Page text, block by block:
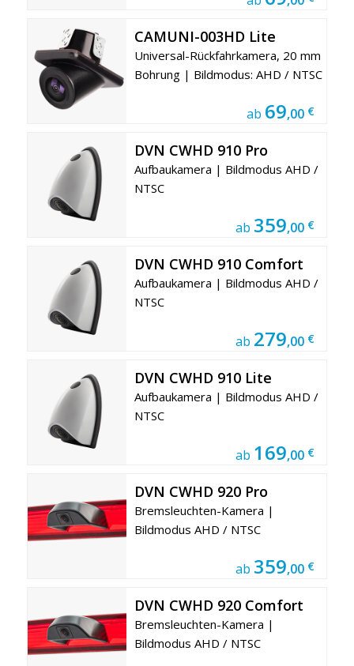
CAMUNI-003HD Lite
Universal-Rückfahrkamera, 20 mm
Bohrung | Bildmodus: AHD / NTSC
ab 69,00 €
DVN CWHD 910 Pro
Aufbaukamera | Bildmodus AHD /
NTSC
ab 359,00 €
DVN CWHD 910 Comfort
Aufbaukamera | Bildmodus AHD /
NTSC
ab 279,00 €
DVN CWHD 910 Lite
Aufbaukamera | Bildmodus AHD /
NTSC
ab 169,00 €
DVN CWHD 920 Pro
Bremsleuchten-Kamera |
Bildmodus AHD / NTSC
ab 359,00 €
DVN CWHD 920 Comfort
Bremsleuchten-Kamera |
Bildmodus AHD / NTSC